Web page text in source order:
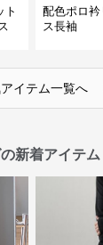
ト
配色ポロ
ス長袖
アイテム一覧へ
新着アイテム